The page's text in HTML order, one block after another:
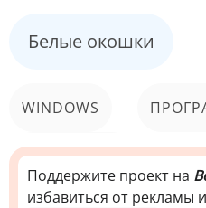
Белые окошки
WINDOWS
КОМПЬЮТЕР
Поддержите проект на
избавиться от рекламы